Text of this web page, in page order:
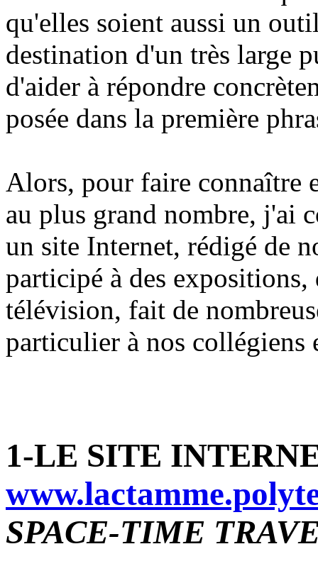
qu'elles soient aussi un
destination d'un très large
d'aider à répondre
posée dans la première
Alors, pour faire connaître
au plus grand nombre, j'ai
un site Internet, rédigé de
participé à des expositions,
télévision, fait de
particulier à nos collégiens
1-LE SITE
SPACE-TIME